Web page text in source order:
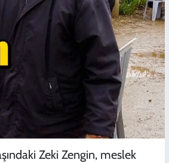
Zeki Zengin, meslek